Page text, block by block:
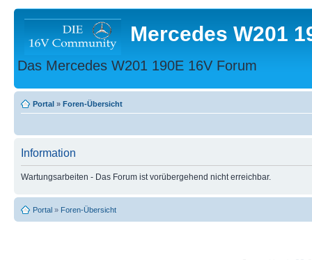
Mercedes W201
Das Mercedes W201 190E 16V Forum
Portal » Foren-Übersicht
Information
Wartungsarbeiten - Das Forum ist vorübergehend nicht erreichbar.
Portal » Foren-Übersicht